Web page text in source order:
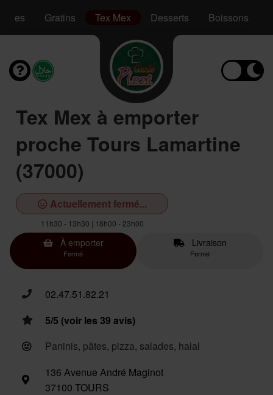
Pâtes Gratins Tex Mex Desserts Boissons
Tex Mex à emporter
proche Tours Lamartine
(37000)
Actuellement fermé...
11h30 - 13h30 | 18h00 - 23h00
À emporter
Fermé
Livraison
Fermé
02.47.51.82.21
5/5 (voir les 39 avis)
Paninis, pâtes, pizza, salades, halal
136 Avenue André Maginot
37100 TOURS